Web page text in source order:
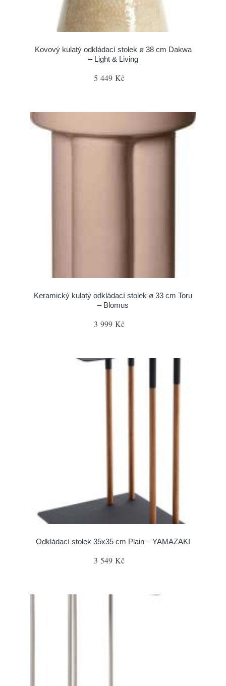
Kovový kulatý odkládací stolek ø 38 cm Dakwa
– Light & Living
5 449 Kč
Keramický kulatý odkládací stolek ø 33 cm Toru
– Blomus
3 999 Kč
Odkládací stolek 35x35 cm Plain – YAMAZAKI
3 549 Kč